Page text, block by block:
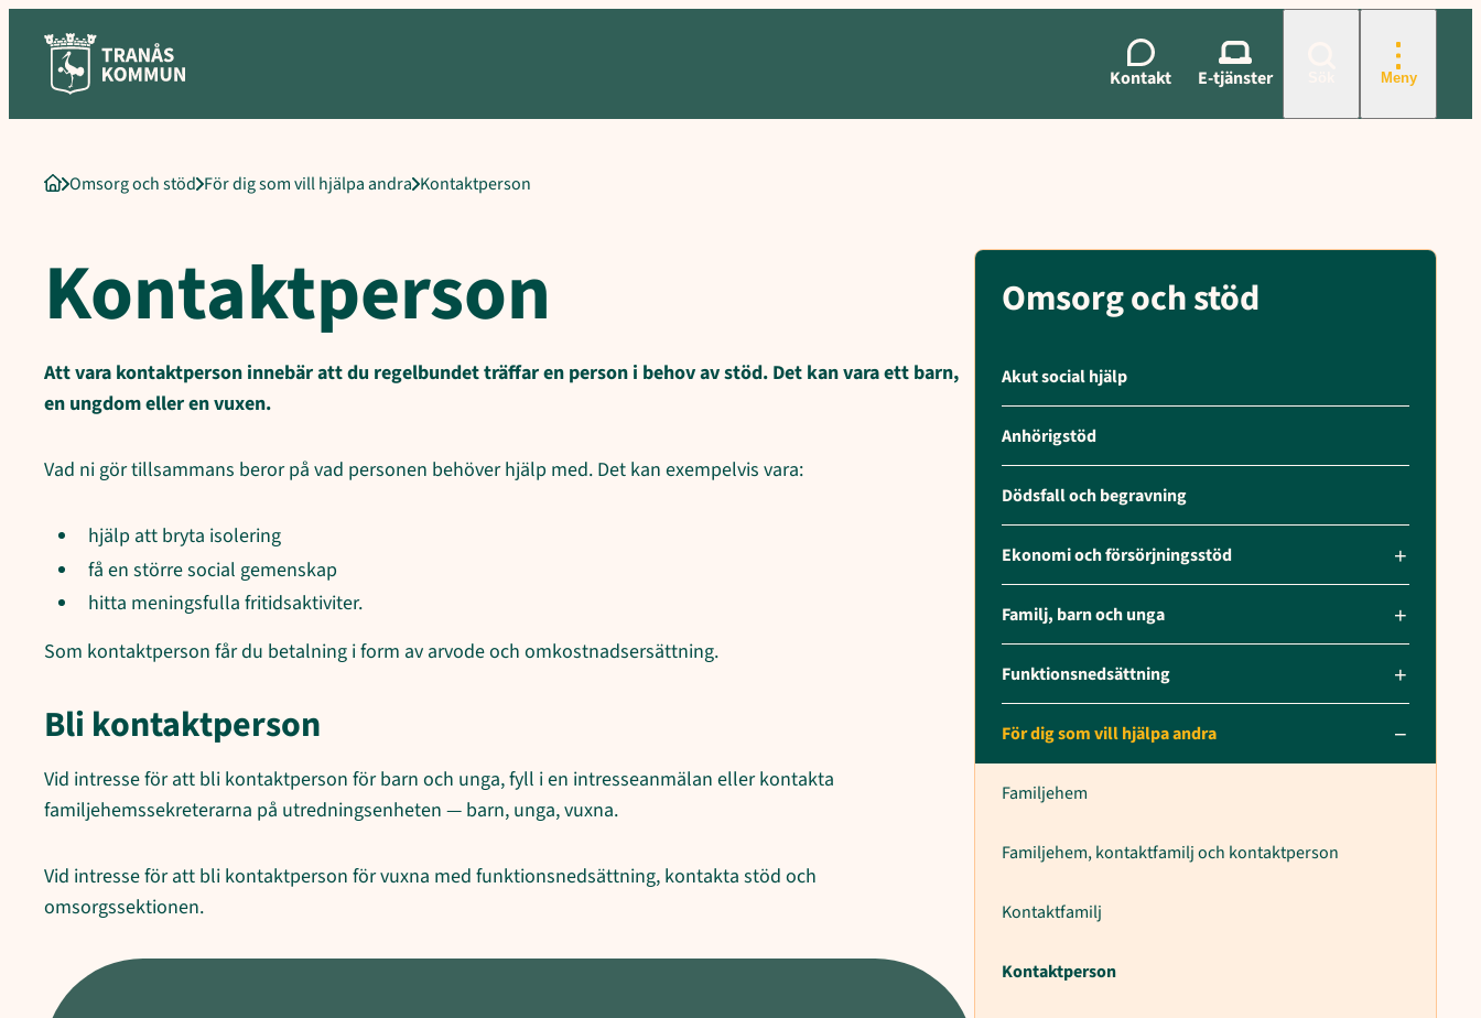
innehåll
Kontakt E-tjänster Meny
Startsida
Omsorg och stöd För dig som vill hjälpa andra Kontaktperson
Kontaktperson
Att vara kontaktperson innebär att du regelbundet träffar en person i behov av stöd. Det kan vara ett barn,
en ungdom eller en vuxen.
Vad ni gör tillsammans beror på vad personen behöver hjälp med. Det kan exempelvis vara:
hjälp att bryta isolering
få en större social gemenskap
hitta meningsfulla fritidsaktiviter.
Som kontaktperson får du betalning i form av arvode och omkostnadsersättning.
Bli kontaktperson
Vid intresse för att bli kontaktperson för barn och unga, fyll i en intresseanmälan eller kontakta
familjehemssekreterarna på utredningsenheten — barn, unga, vuxna.
Vid intresse för att bli kontaktperson för vuxna med funktionsnedsättning, kontakta stöd och
omsorgssektionen.
Omsorg och stöd
Akut social hjälp
Anhörigstöd
Dödsfall och begravning
Ekonomi och försörjningsstöd
Familj, barn och unga
Funktionsnedsättning
För dig som vill hjälpa andra
Familjehem
Familjehem, kontaktfamilj och kontaktperson
Kontaktfamilj
Kontaktperson